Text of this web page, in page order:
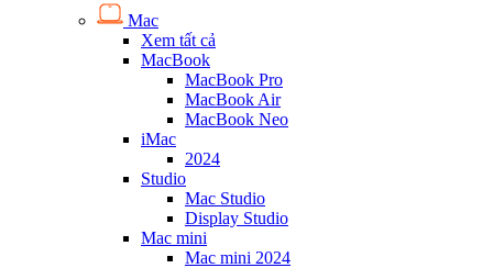
Mac
Xem tất cả
MacBook
MacBook Pro
MacBook Air
MacBook Neo
iMac
2024
Studio
Mac Studio
Display Studio
Mac mini
Mac mini 2024